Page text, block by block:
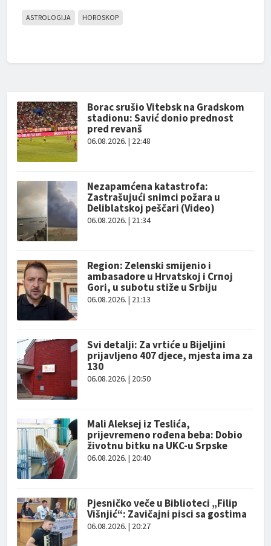
ASTROLOGIJA HOROSKOP
Borac srušio Vitebsk na Gradskom
stadionu: Savić donio prednost
pred revanš
06.08.2026. | 22:48
Nezapamćena katastrofa:
Zastrašujući snimci požara u
Deliblatskoj peščari (Video)
06.08.2026. | 21:34
Region: Zelenski smijenio i
ambasadore u Hrvatskoj i Crnoj
Gori, u subotu stiže u Srbiju
06.08.2026. | 21:13
Svi detalji: Za vrtiće u Bijeljini
prijavljeno 407 djece, mjesta ima za
130
06.08.2026. | 20:50
Mali Aleksej iz Teslića,
prijevremeno rođena beba: Dobio
životnu bitku na UKC-u Srpske
06.08.2026. | 20:40
Pjesničko veče u Biblioteci „Filip
Višnjić“: Zavičajni pisci sa gostima
06.08.2026. | 20:27